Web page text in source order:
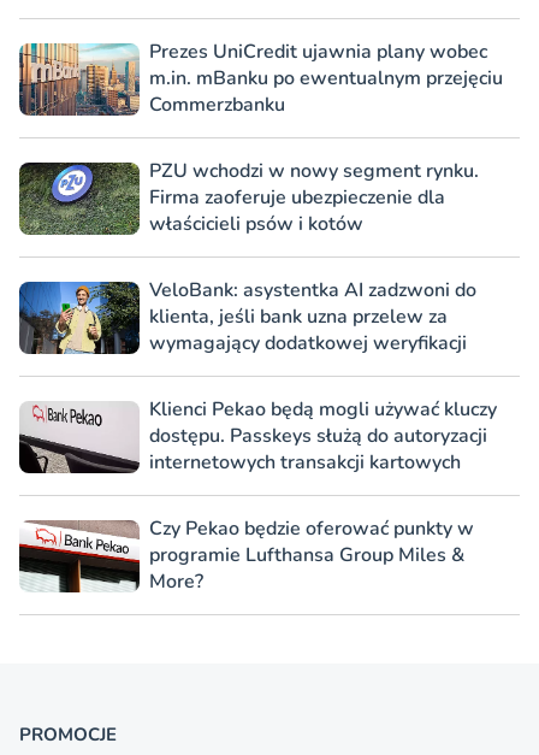
Prezes UniCredit ujawnia plany wobec
m.in. mBanku po ewentualnym przejęciu
Commerzbanku
PZU wchodzi w nowy segment rynku.
Firma zaoferuje ubezpieczenie dla
właścicieli psów i kotów
VeloBank: asystentka AI zadzwoni do
klienta, jeśli bank uzna przelew za
wymagający dodatkowej weryfikacji
Klienci Pekao będą mogli używać kluczy
dostępu. Passkeys służą do autoryzacji
internetowych transakcji kartowych
Czy Pekao będzie oferować punkty w
programie Lufthansa Group Miles &
More?
PROMOCJE